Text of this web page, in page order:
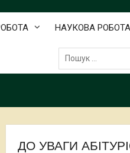
НАУКОВА РОБОТА
Пошук:
ДО УВАГИ